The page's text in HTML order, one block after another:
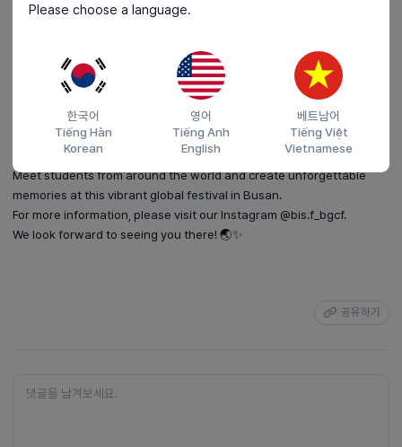
Please choose a language.
한국어
Tiếng Hàn
Korean
영어
Tiếng Anh
English
베트남어
Tiếng Việt
Vietnamese
📅 Date: June 27, 2026 (Sat)
Join the International Student Festival in Busan, held alongside the
Busan One Asia Festival (BOF), one of Busan's premier global
Enjoy exciting stage performances, cultural experiences,
international food, networking activities, and many other special
programs.
Meet students from around the world and create unforgettable
memories at this vibrant global festival in Busan.
For more information, please visit our Instagram @bis.f_bgcf.
We look forward to seeing you there! 🌏✨
공유하기